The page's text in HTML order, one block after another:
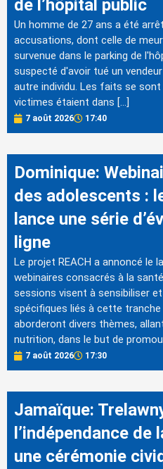
de l’hôpital public
Un homme de 27 ans a été
accusations, dont celle de
survenue dans le parking de
suspecté d'avoir tué un
autre individu. Les faits se
victimes étaient dans […]
7 août 2026 17:40
Dominique:
des adolescents :
lance une série
ligne
Le projet REACH a annoncé le
webinaires consacrés à la
sessions visent à sensibiliser
spécifiques liés à cette tranche
aborderont divers thèmes,
nutrition, dans le but de
7 août 2026 17:30
Jamaïque:
l’indépendance
une cérémonie